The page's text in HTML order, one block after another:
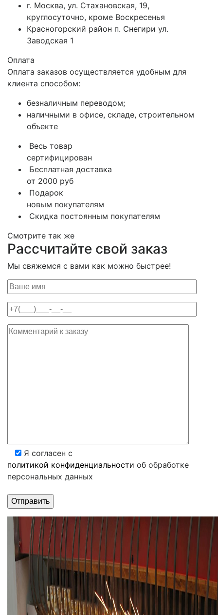
г. Москва, ул. Стахановская, 19,
круглосуточно, кроме Воскресенья
Красногорский район п. Снегири ул.
Заводская 1
Оплата
Оплата заказов осуществляется удобным для
клиента способом:
безналичным переводом;
наличными в офисе, складе, строительном
объекте
Весь товар
сертифицирован
Бесплатная доставка
от 2000 руб
Подарок
новым покупателям
Скидка постоянным покупателям
Смотрите так же
Рассчитайте свой заказ
Мы свяжемся с вами как можно быстрее!
Я согласен с
политикой конфиденциальности об обработке
персональных данных